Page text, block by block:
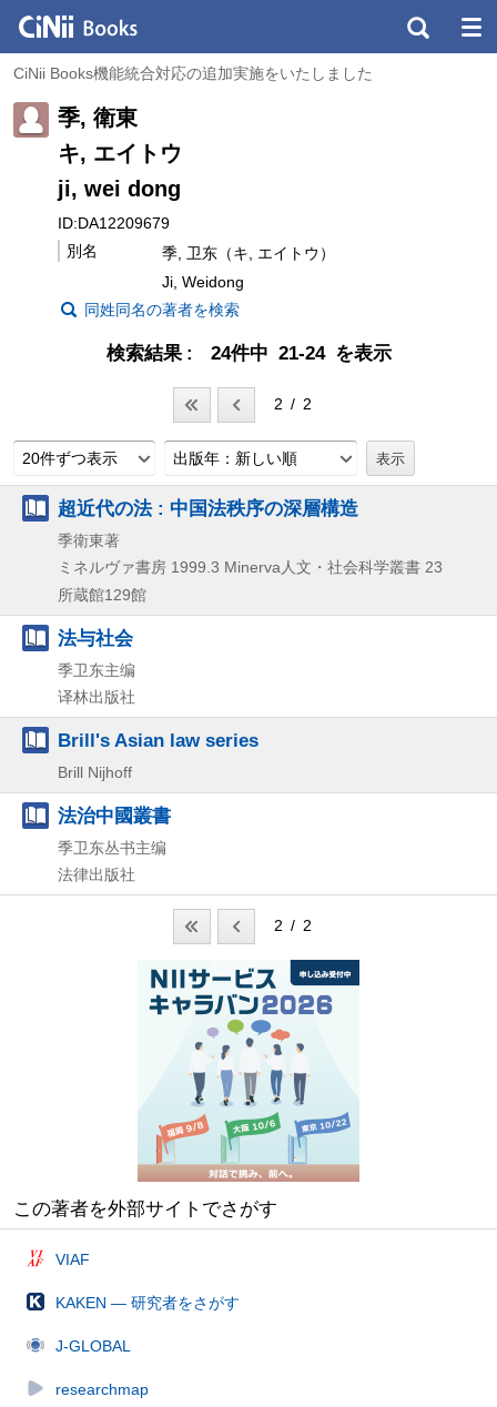
CiNii Books機能統合対応の追加実施をいたしました
季, 衛東
キ, エイトウ
ji, wei dong
ID:DA12209679
別名
季, 卫东（キ, エイトウ）
Ji, Weidong
同姓同名の著者を検索
検索結果 24件中 21-24 を表示
2 / 2
20件ずつ表示 出版年：新しい順
超近代の法 : 中国法秩序の深層構造
季衛東著
ミネルヴァ書房 1999.3 Minerva人文・社会科学叢書 23
所蔵館129館
法与社会
季卫东主编
译林出版社
Brill's Asian law series
Brill Nijhoff
法治中國叢書
季卫东丛书主编
法律出版社
2 / 2
この著者を外部サイトでさがす
VIAF
KAKEN — 研究者をさがす
J-GLOBAL
researchmap